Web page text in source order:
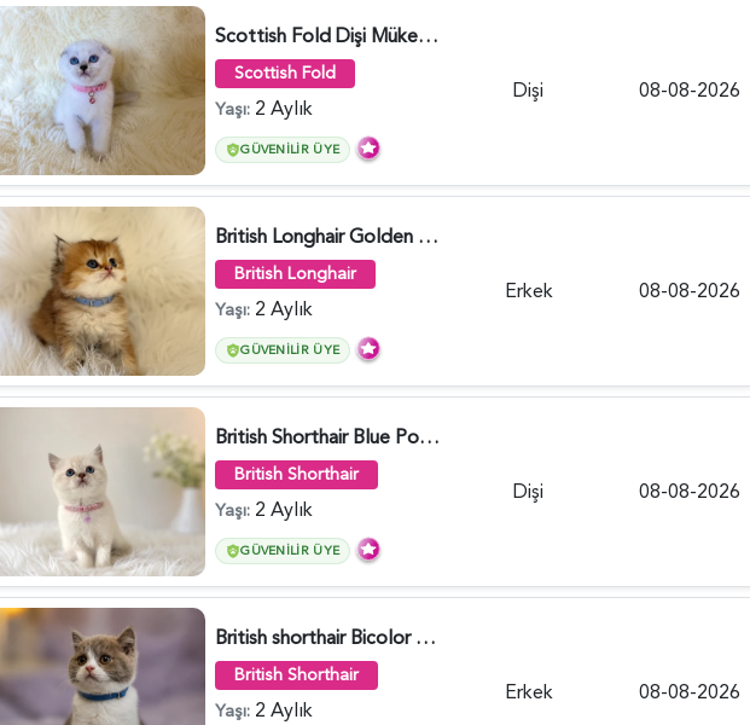
Scottish Fold Dişi Mükemmel Yavrumuz - 5909
Scottish Fold
Yaşı: 2 Aylık
GÜVENILIR ÜYE
Dişi 08-08-2026
British Longhair Golden Erkek Yavrumuz - 5910
British Longhair
Yaşı: 2 Aylık
GÜVENILIR ÜYE
Erkek 08-08-2026
British Shorthair Blue Point Kızımız 2 Aylık - 5149
British Shorthair
Yaşı: 2 Aylık
GÜVENILIR ÜYE
Dişi 08-08-2026
British shorthair Bicolor Lilac Erkek - 5905
British Shorthair
Yaşı: 2 Aylık
Erkek 08-08-2026